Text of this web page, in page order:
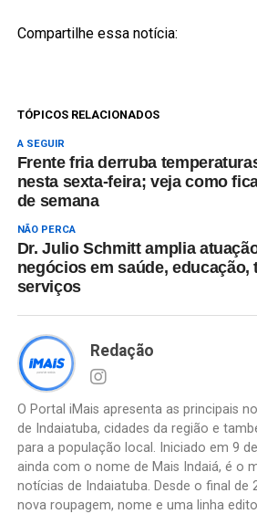
Compartilhe essa notícia:
TÓPICOS RELACIONADOS
A SEGUIR
Frente fria derruba
nesta sexta-feira; veja como
de semana
NÃO PERCA
Dr. Julio Schmitt amplia
negócios em saúde, educação,
serviços
Redação
O Portal iMais apresenta as principais
de Indaiatuba, cidades da região e
para a população local. Iniciado em 9
ainda com o nome de Mais Indaiá, é o
notícias de Indaiatuba. Desde o final de
nova roupagem, nome e uma linha